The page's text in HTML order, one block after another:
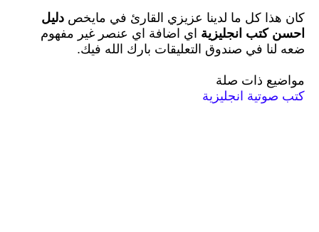
كان هذا كل ما لدينا عزيزي القارئ في مايخص دليل
احسن كتب انجليزية اي اضافة اي عنصر غير مفهوم
ضعه لنا في صندوق التعليقات بارك الله فيك.
مواضيع ذات صلة
كتب صوتية انجليزية